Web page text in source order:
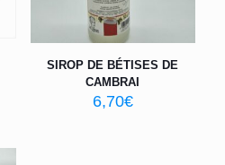
SIROP DE BÉTISES DE
CAMBRAI
6,70€